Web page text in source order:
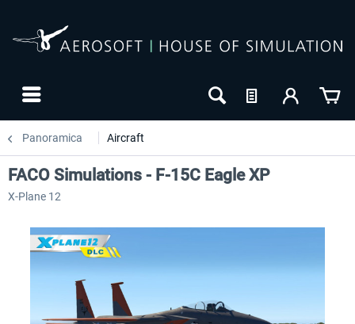
Panoramica Aircraft
FACO Simulations - F-15C Eagle XP
X-Plane 12